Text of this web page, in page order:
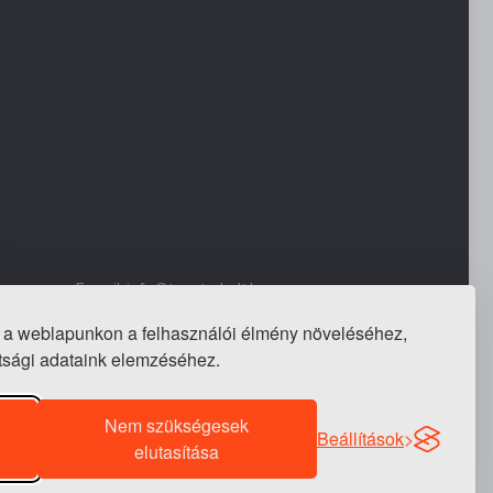
weblapunkon a felhasználói élmény növeléséhez,
adataink elemzéséhez.
Nem szükségesek
elutasítása
Beállítások
E-mail: info@tapeta-bolt.hu
Telefon / fax:+36 1 240 3243